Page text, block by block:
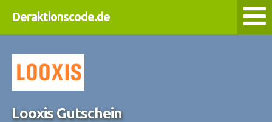
Deraktionscode.de
Looxis Gutschein